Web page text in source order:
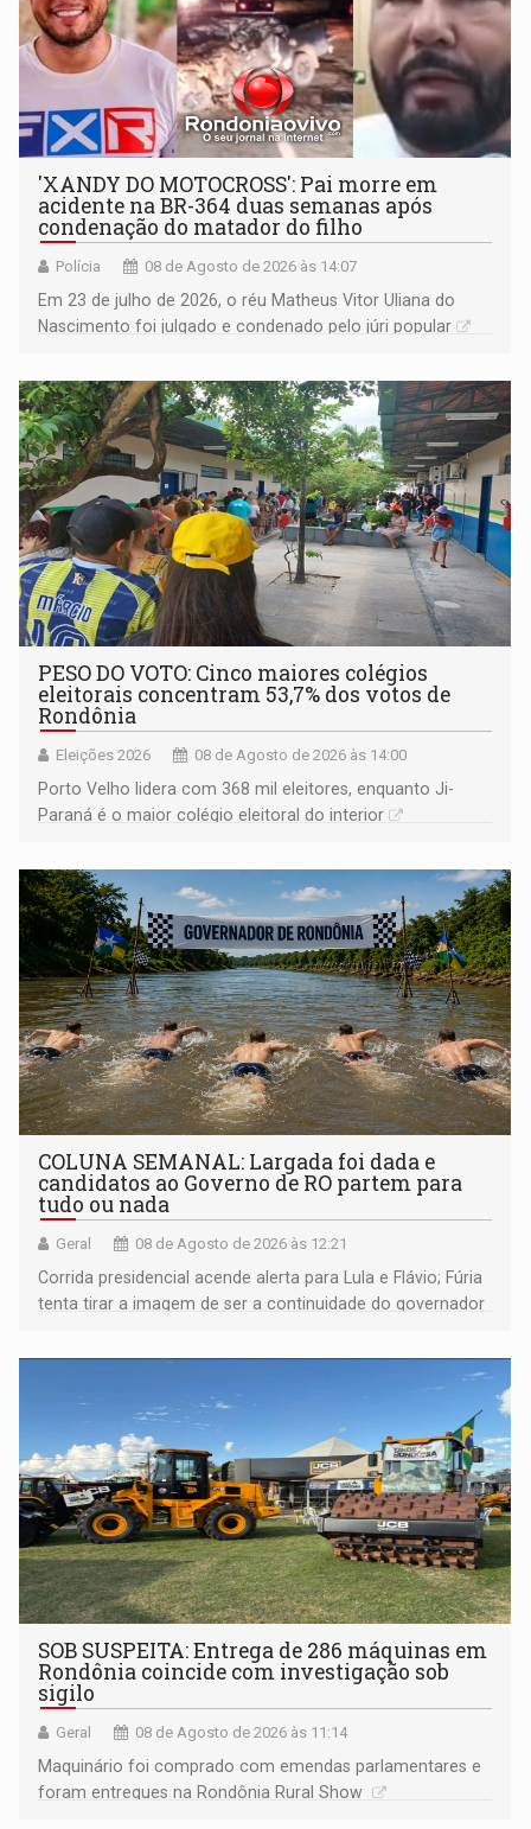
'XANDY DO MOTOCROSS': Pai morre em
acidente na BR-364 duas semanas após
condenação do matador do filho
Polícia 08 de Agosto de 2026 às 14:07
Em 23 de julho de 2026, o réu Matheus Vitor Uliana do
Nascimento foi julgado e condenado pelo júri popular
PESO DO VOTO: Cinco maiores colégios
eleitorais concentram 53,7% dos votos de
Rondônia
Eleições 2026 08 de Agosto de 2026 às 14:00
Porto Velho lidera com 368 mil eleitores, enquanto Ji-
Paraná é o maior colégio eleitoral do interior
COLUNA SEMANAL: Largada foi dada e
candidatos ao Governo de RO partem para
tudo ou nada
Geral 08 de Agosto de 2026 às 12:21
Corrida presidencial acende alerta para Lula e Flávio; Fúria
tenta tirar a imagem de ser a continuidade do governador
não ter entrado no modo eleição; ABAV faz evento em
SOB SUSPEITA: Entrega de 286 máquinas em
Rondônia coincide com investigação sob
sigilo
Geral 08 de Agosto de 2026 às 11:14
Maquinário foi comprado com emendas parlamentares e
foram entregues na Rondônia Rural Show